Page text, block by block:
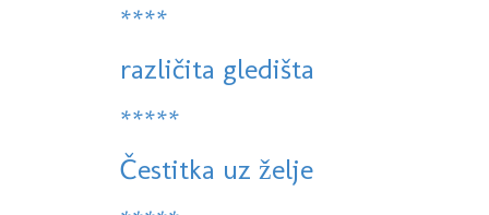
****
različita gledišta
*****
Čestitka uz želje